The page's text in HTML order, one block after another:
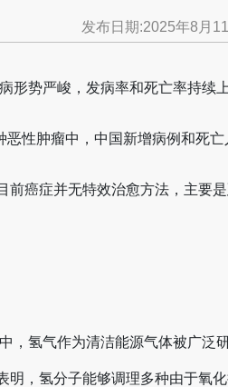
发布日期:2025年8月
势严峻，发病率和死亡率持续
性肿瘤中，中国新增病例和死亡
癌症并无特效治愈方法，主要是
，氢气作为清洁能源气体被广
，氢分子能够调理多种由于氧